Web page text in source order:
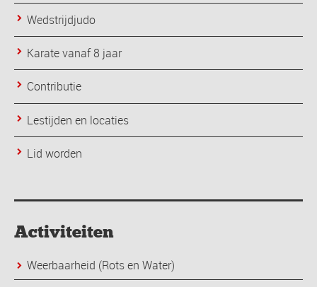
Wedstrijdjudo
Karate vanaf 8 jaar
Contributie
Lestijden en locaties
Lid worden
Activiteiten
Weerbaarheid (Rots en Water)